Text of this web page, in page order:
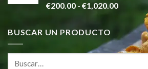
€165.00
€830.00
Valorado
€200.00 - €1,020.00Rango
precios:
desde
€200.00
BUSCAR UN PRODUCTO